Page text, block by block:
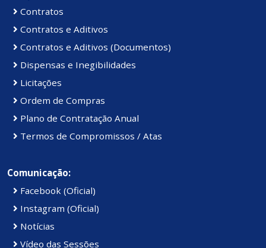
Contratos
Contratos e Aditivos
Contratos e Aditivos (Documentos)
Dispensas e Inegibilidades
Licitações
Ordem de Compras
Plano de Contratação Anual
Termos de Compromissos / Atas
Comunicação:
Facebook (Oficial)
Instagram (Oficial)
Notícias
Vídeo das Sessões